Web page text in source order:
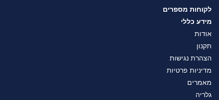
לקוחות מספרים
מידע כללי
אודות
תקנון
הצהרת נגישות
מדיניות פרטיות
מאמרים
גלריה